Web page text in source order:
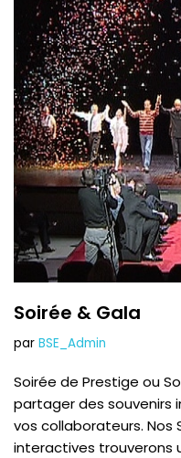
Soirée & Gala
par BSE_Admin
Soirée de Prestige ou
partager des souvenirs
vos collaborateurs.
interactives trouverons